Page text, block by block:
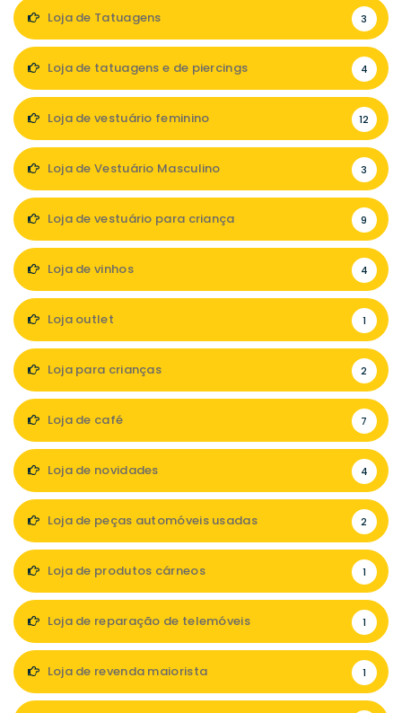
Loja de Tatuagens 3
Loja de tatuagens e de piercings 4
Loja de vestuário feminino 12
Loja de Vestuário Masculino 3
Loja de vestuário para criança 9
Loja de vinhos 4
Loja outlet 1
Loja para crianças 2
Loja de café 7
Loja de novidades 4
Loja de peças automóveis usadas 2
Loja de produtos cárneos 1
Loja de reparação de telemóveis 1
Loja de revenda maiorista 1